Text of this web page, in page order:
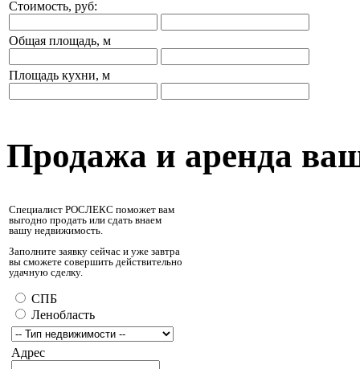
Стоимость, руб:
Общая площадь, м
Площадь кухни, м
Продажа и аренда
Специалист РОСЛЕКС поможет вам
выгодно продать или сдать внаем
вашу недвижимость.
Заполните заявку сейчас и уже завтра
вы сможете совершить действительно
удачную сделку.
СПБ
Ленобласть
Адрес